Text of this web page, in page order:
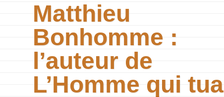
Matthieu
Bonhomme :
l’auteur de
L’Homme qui tua